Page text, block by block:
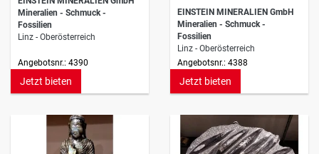
Mineralien - Schmuck -
Fossilien
Linz - Oberösterreich
Angebotsnr.: 4390
Jetzt bieten
EINSTEIN MINERALIEN GmbH
Mineralien - Schmuck -
Fossilien
Linz - Oberösterreich
Angebotsnr.: 4388
Jetzt bieten